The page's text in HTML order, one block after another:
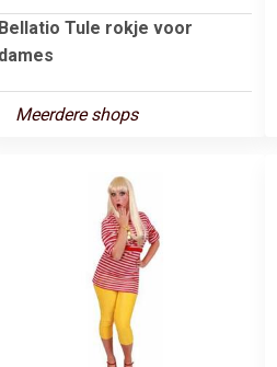
Bellatio Tule rokje voor
dames
Meerdere shops